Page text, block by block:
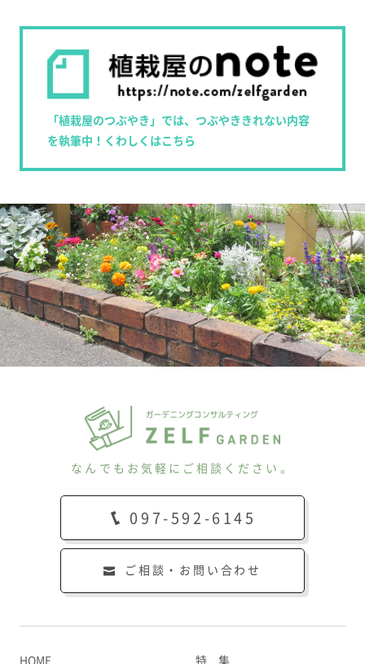
「植栽屋のつぶやき」では、つぶやききれない内容
を執筆中！くわしくはこちら
なんでもお気軽にご相談ください。
097-592-6145
ご相談・お問い合わせ
HOME 特 集